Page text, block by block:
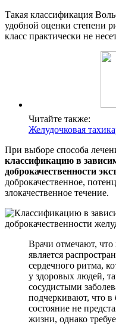
Такая классификация
удобной оценки степени
класс практически не
Читайте также:
Желудочковая
При выборе способа
классификацию в
доброкачественности
доброкачественное,
злокачественное течение.
Врачи отмечают, что
является
сердечного ритма,
у здоровых людей,
сосудистыми
подчеркивают, что в
состояние не
жизни, однако